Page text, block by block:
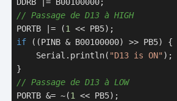
// Passage de D13 à HIGH
PORTB |= (1
if ((PINB & B00100000) >> PB5) {
    Serial.println(
"D13 is ON" );
// Passage de D13 à LOW
PORTB &= ~(1